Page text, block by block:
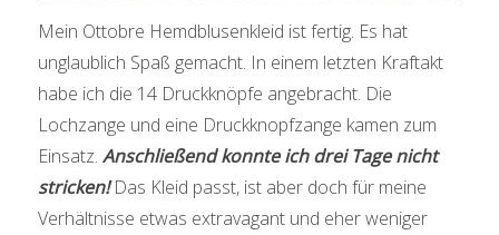
Mein Ottobre Hemdblusenkleid ist fertig. Es hat
unglaublich Spaß gemacht. In einem letzten Kraftakt
habe ich die 14 Druckknöpfe angebracht. Die
Lochzange und eine Druckknopfzange kamen zum
Einsatz.Anschließend konnte ich drei Tage nicht
stricken!Das Kleid passt, ist aber doch für meine
Verhältnisse etwas extravagant und eher weniger